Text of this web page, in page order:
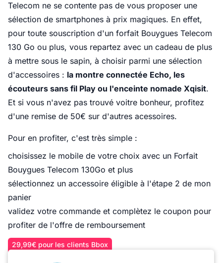
Telecom ne se contente pas de vous proposer une
sélection de smartphones à prix magiques. En effet,
pour toute souscription d'un forfait Bouygues Telecom
130 Go ou plus, vous repartez avec un cadeau de plus
à mettre sous le sapin, à choisir parmi une sélection
d'accessoires : la montre connectée Echo, les
écouteurs sans fil Play ou l'enceinte nomade Xqisit.
Et si vous n'avez pas trouvé voitre bonheur, profitez
d'une remise de 50€ sur d'autres acessoires.
Pour en profiter, c'est très simple :
choisissez le mobile de votre choix avec un Forfait
Bouygues Telecom 130Go et plus
sélectionnez un accessoire éligible à l'étape 2 de mon
panier
validez votre commande et complètez le coupon pour
profiter de l'offre de remboursement
29,99€ pour les clients Bbox